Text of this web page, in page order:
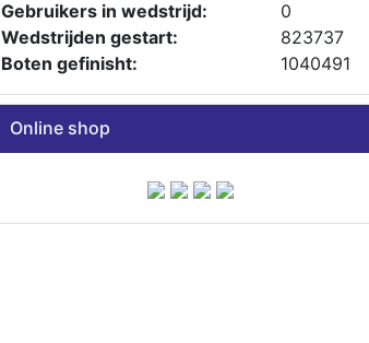
Gebruikers in wedstrijd:
0
Wedstrijden gestart:
823737
Boten gefinisht:
1040491
Online shop